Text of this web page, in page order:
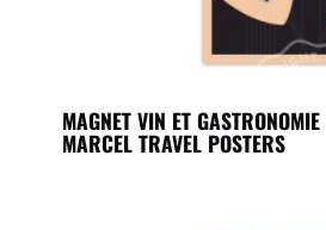
MAGNET VIN ET GASTRONOMIE
MARCEL TRAVEL POSTERS